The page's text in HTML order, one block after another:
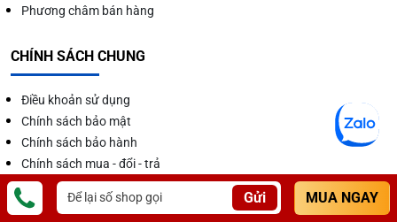
Phương châm bán hàng
CHÍNH SÁCH CHUNG
Điều khoản sử dụng
Chính sách bảo mật
Chính sách bảo hành
Chính sách mua - đổi - trả
CHỨNG NHẬN Gửi MUA NGAY